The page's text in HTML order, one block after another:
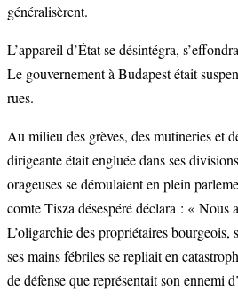
généralisèrent.
L’appareil d’État se désintégra,
Le gouvernement à Budapest était
rues.
Au milieu des grèves, des mutineries et
dirigeante était engluée dans ses
orageuses se déroulaient en plein
comte Tisza désespéré déclara : « Nous
L’oligarchie des propriétaires bourgeois,
ses mains fébriles se repliait en
de défense que représentait son ennemi